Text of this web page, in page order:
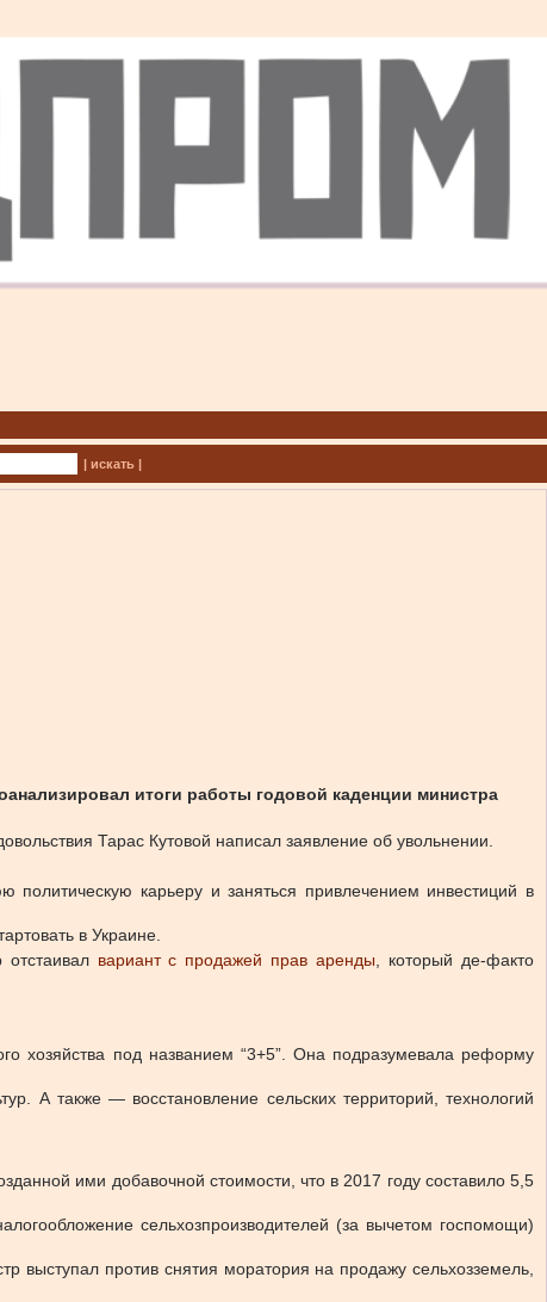
| искать |
итоги работы годовой каденции министра
Тарас Кутовой написал заявление об увольнении.
карьеру и заняться привлечением инвестиций в
в Украине.
вариант с продажей прав аренды , который де-факто
хозяйства под названием “3+5”. Она подразумевала реформу
А также — восстановление сельских территорий, технологий
ими добавочной стоимости, что в 2017 году составило 5,5
сельхозпроизводителей (за вычетом госпомощи)
выступал против снятия моратория на продажу сельхозземель,